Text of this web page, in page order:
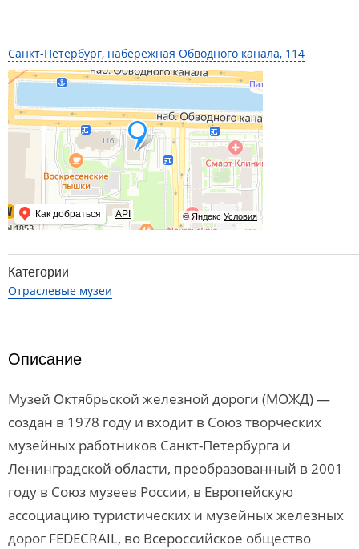
Санкт-Петербург, набережная Обводного канала, 114
© Яндекс Условия
Как добраться API
Категории
Отраслевые музеи
Описание
Музей Октябрьской железной дороги (МОЖД) —
создан в 1978 году и входит в Союз творческих
музейных работников Санкт-Петербурга и
Ленинградской области, преобразованный в 2001
году в Союз музеев России, в Европейскую
ассоциацию туристических и музейных железных
дорог FEDECRAIL, во Всероссийское общество